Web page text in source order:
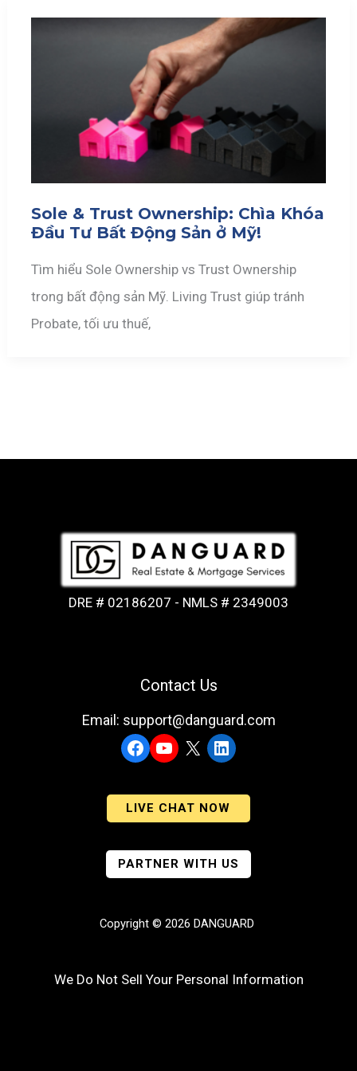
Sole & Trust Ownership: Chìa Khóa
Đầu Tư Bất Động Sản ở Mỹ!
Tìm hiểu Sole Ownership vs Trust Ownership
trong bất động sản Mỹ. Living Trust giúp tránh
Probate, tối ưu thuế,
DRE # 02186207 - NMLS # 2349003
Contact Us
Email: support@danguard.com
Facebook
YouTubeLinkedIn
LIVE CHAT NOW
PARTNER WITH US
Copyright © 2026 DANGUARD
We Do Not Sell Your Personal Information